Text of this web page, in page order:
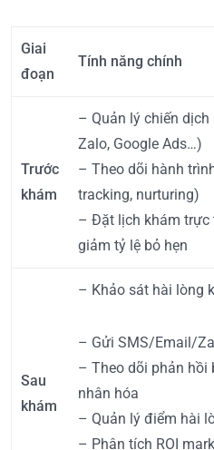
Giai
đoạn
Tính năng chính
Trước
khám
– Quản lý chiến
Zalo, Google Ads…)
– Theo dõi hành
tracking, nurturing)
– Đặt lịch khám trực
giảm tỷ lệ bỏ hẹn
Sau
khám
– Khảo sát hài lòng
– Gửi SMS/Email/
– Theo dõi phản hồi
nhân hóa
– Quản lý điểm hài
– Phân tích ROI